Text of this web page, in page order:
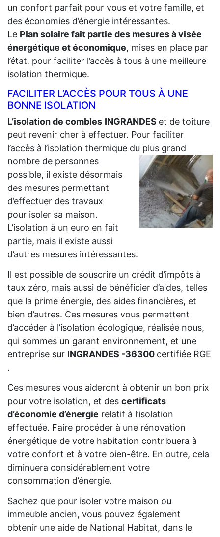
un confort parfait pour vous et votre famille, et
des économies d’énergie intéressantes.
Le Plan solaire fait partie des mesures à visée
énergétique et économique, mises en place par
l’état, pour faciliter l’accès à tous à une meilleure
isolation thermique.
FACILITER L’ACCÈS POUR TOUS À UNE
BONNE ISOLATION
L’isolation de combles INGRANDES et de toiture
peut revenir cher à effectuer. Pour faciliter
l’accès à l’isolation thermique du plus grand
nombre de personnes
possible, il existe désormais
des mesures permettant
d’effectuer des travaux
pour isoler sa maison.
L’isolation à un euro en fait
partie, mais il existe aussi
d’autres mesures intéressantes.
Il est possible de souscrire un crédit d’impôts à
taux zéro, mais aussi de bénéficier d’aides, telles
que la prime énergie, des aides financières, et
bien d’autres. Ces mesures vous permettent
d’accéder à l’isolation écologique, réalisée nous,
qui sommes un garant environnement, et une
entreprise sur INGRANDES -36300 certifiée RGE
.
Ces mesures vous aideront à obtenir un bon prix
pour votre isolation, et des certificats
d’économie d’énergie relatif à l’isolation
effectuée. Faire procéder à une rénovation
énergétique de votre habitation contribuera à
votre confort et à votre bien-être. En outre, cela
diminuera considérablement votre
consommation d’énergie.
Sachez que pour isoler votre maison ou
immeuble ancien, vous pouvez également
obtenir une aide de National Habitat, dans le